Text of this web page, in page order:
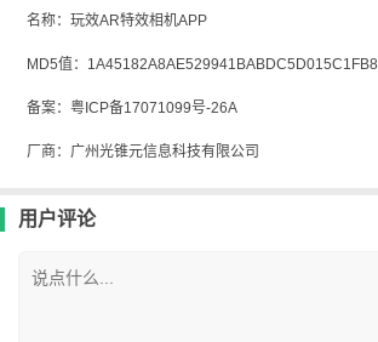
名称：玩效AR特效相机APP
MD5值：1A45182A8AE529941BABDC5D015C1FB8
备案：粤ICP备17071099号-26A
厂商：广州光锥元信息科技有限公司
用户评论